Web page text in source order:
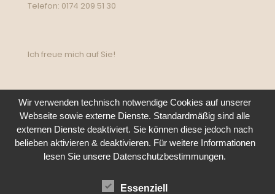
Telefon: 0174 209 51 30
Ich freue mich auf Sie!
Wir verwenden technisch notwendige Cookies auf unserer
Webseite sowie externe Dienste. Standardmäßig sind alle
externen Dienste deaktiviert. Sie können diese jedoch nach
belieben aktivieren & deaktivieren. Für weitere Informationen
lesen Sie unsere Datenschutzbestimmungen.
Essenziell